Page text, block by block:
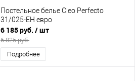
Постельное белье Cleo Perfecto
31/025-EH евро
6 185 руб. / шт
6 825 руб.
Подробнее